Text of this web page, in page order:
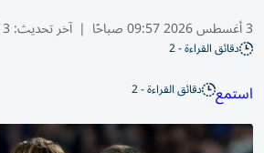
3 أغسطس 2026 09:57 صباحًا | آخر تحديث: 3 أغسطس 10:15 2026
دقائق القراءة - 2
استمع دقائق القراءة - 2